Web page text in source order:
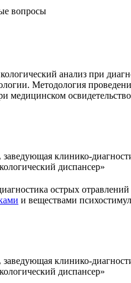
вопросы
анализ при
Методология
медицинском
заведующая клинико-
диспансер»
острых отравлений
и веществами
заведующая клинико-
диспансер»